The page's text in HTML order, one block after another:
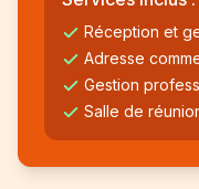
Réception et
Adresse
Gestion
Salle de